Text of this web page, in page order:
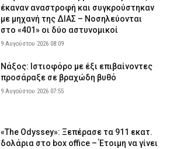
έκαναν αναστροφή και συγκρούστηκαν
με μηχανή της ΔΙΑΣ – Νοσηλεύονται
στο «401» οι δύο αστυνομικοί
9 Αυγούστου 2026 08:09
Νάξος: Ιστιοφόρο με έξι επιβαίνοντες
προσάραξε σε βραχώδη βυθό
9 Αυγούστου 2026 07:55
«The Odyssey»: Ξεπέρασε τα 911 εκατ.
δολάρια στο box office – Έτοιμη να γίνει